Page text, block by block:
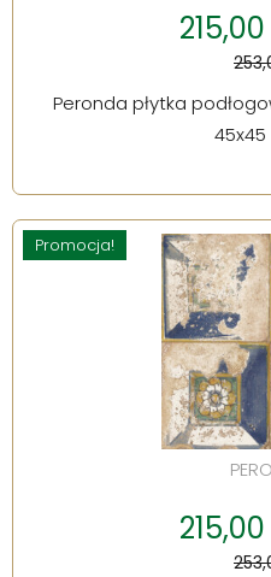
Peronda płytka
Promocja!